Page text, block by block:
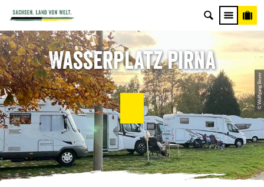
© Wolfgang Beyer
Wasserplatz Pirna